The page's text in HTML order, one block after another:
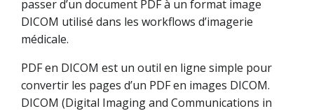
passer d’un document PDF à un format image
DICOM utilisé dans les workflows d’imagerie
médicale.
PDF en DICOM est un outil en ligne simple pour
convertir les pages d’un PDF en images DICOM.
DICOM (Digital Imaging and Communications in